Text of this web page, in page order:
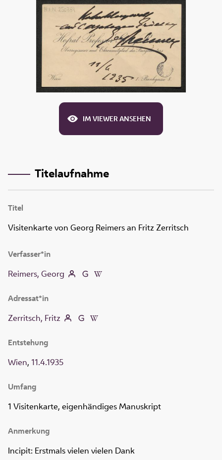
IM VIEWER ANSEHEN
Titelaufnahme
Titel
Visitenkarte von Georg Reimers an Fritz Zerritsch
Verfasser*in
Reimers, Georg
Adressat*in
Zerritsch, Fritz
Entstehung
Wien, 11.4.1935
Umfang
1 Visitenkarte, eigenhändiges Manuskript
Anmerkung
Incipit: Erstmals vielen vielen Dank